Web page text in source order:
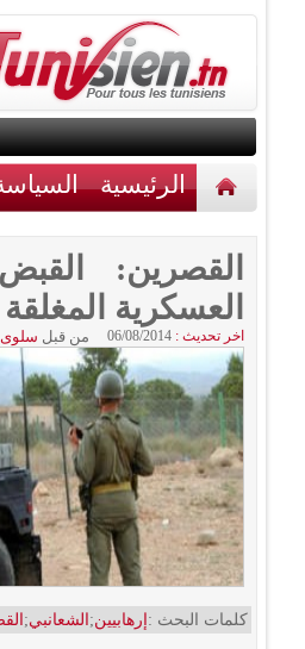
الرئيسية
القصرين:
العسكرية
اخر تحديث : 06/08/2014 من قبل سلوى
كلمات البحث : إرهابيين; الشعانبي;